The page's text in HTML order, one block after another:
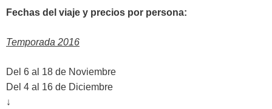
Fechas del viaje y precios por persona:
Temporada 2016
Del 6 al 18 de Noviembre
Del 4 al 16 de Diciembre
↓